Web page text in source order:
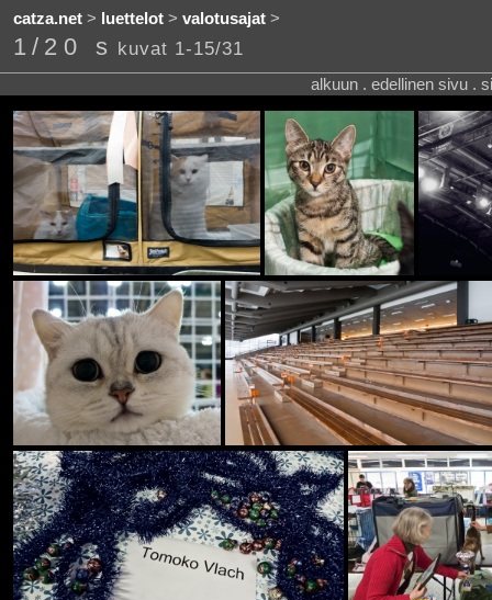
catza.net> luettelot> valotusajat>
1/20 s kuvat 1-15/31
alkuun . edellinen sivu .